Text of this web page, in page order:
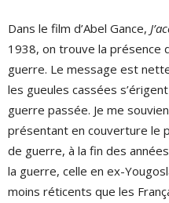
Dans le film d’Abel Gance,
1938, on trouve la présence
guerre. Le message est
les gueules cassées
guerre passée. Je me
présentant en couverture le
de guerre, à la fin des
la guerre, celle en ex-
moins réticents que les